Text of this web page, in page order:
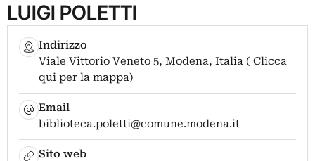
LUIGI POLETTI
Indirizzo
Viale Vittorio Veneto 5, Modena, Italia ( Clicca
qui per la mappa)
Email
biblioteca.poletti@comune.modena.it
Sito web